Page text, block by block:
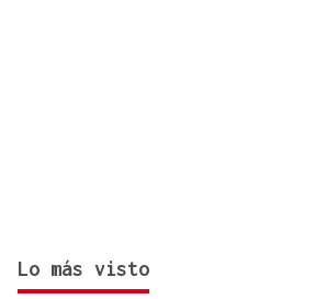
Lo más visto